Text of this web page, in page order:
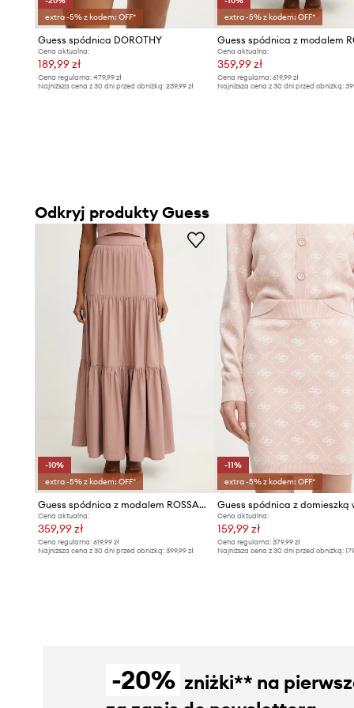
extra -5% z kodem: OFF*
Guess spódnica DOROTHY
Cena aktualna:
189,99 zł
Cena regularna: 479,99 zł
Najniższa cena z 30 dni przed obniżką: 239,99 zł
extra -5% z kodem: OFF*
Cena aktualna:
359,99 zł
Cena regularna:619,99 zł
Najniższa cena z 30 dni przed obniżką:
Odkryj produkty Guess
-10%
extra -5% z kodem: OFF*
Guess spódnica z modalem ROSSANA
Cena aktualna:
359,99 zł
Cena regularna: 619,99 zł
Najniższa cena z 30 dni przed obniżką: 399,99 zł
-11%
extra -5% z kodem: OFF*
Cena aktualna:
159,99 zł
Cena regularna:379,99 zł
Najniższa cena z 30 dni przed obniżką:
-20% zniżki** na